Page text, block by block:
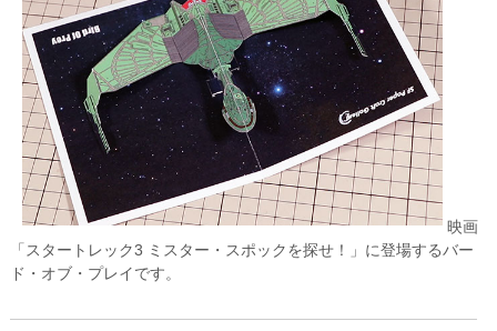
映画
「スタートレック3 ミスター・スポックを探せ！」に登場するバー
ド・オブ・プレイです。